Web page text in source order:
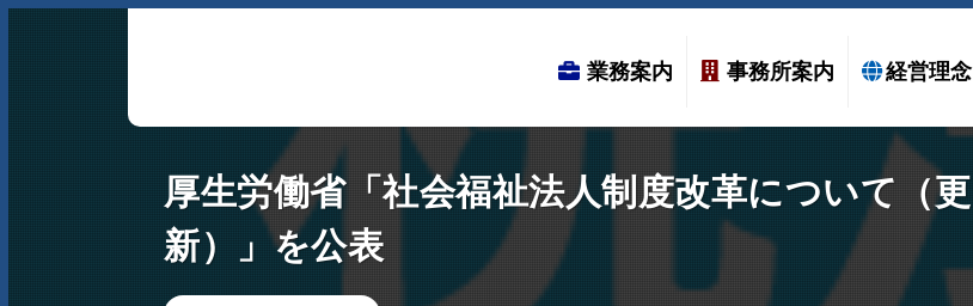
アーサム税理士法人 AWESOME（多治見市・可児市・瑞浪
市・土岐市） -地域No1 の税理士法人 アーサム税理士法人 –
会計・税務はもちろんのこと、会計専門家を必要とするあ
らゆるシーンで お客様のビジネスを総合的にサポートいた
します。 戦略的財務のプロフェッショナル集団
業務案内 事務所案内 経営理念
厚生労働省「社会福祉法人制度改革について（更
新）」を公表